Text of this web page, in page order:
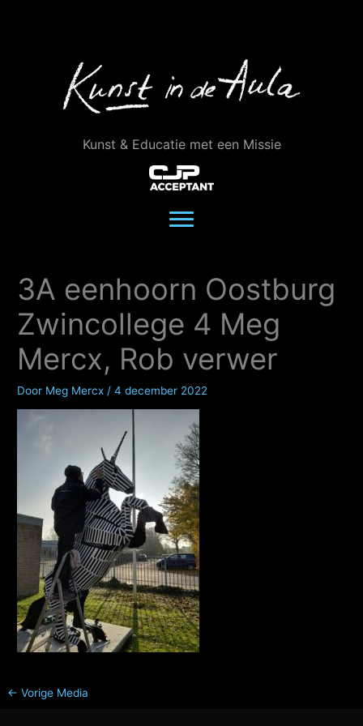
Kunst & Educatie met een Missie
3A eenhoorn Oostburg
Zwincollege 4 Meg
Mercx, Rob verwer
Door Meg Mercx /4 december 2022
← Vorige Media